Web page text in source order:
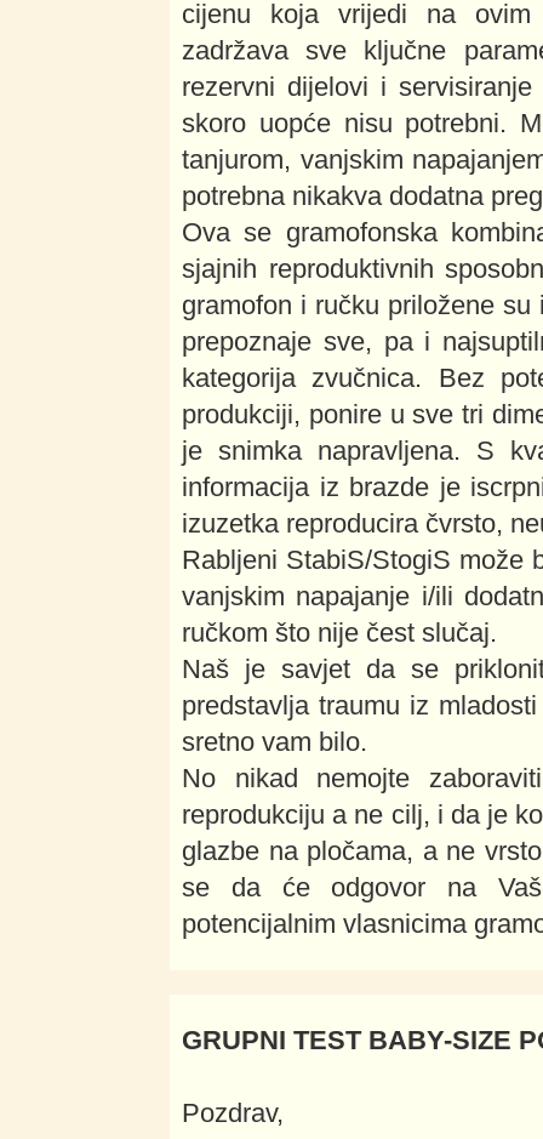
cijenu koja vrijedi na ovim
zadržava sve ključne
rezervni dijelovi i
skoro uopće nisu potrebni.
tanjurom, vanjskim
potrebna nikakva dodatna
Ova se gramofonska
sjajnih reproduktivnih
gramofon i ručku priložene
prepoznaje sve, pa i
kategorija zvučnica. Bez
produkciji, ponire u sve tri
je snimka napravljena. S
informacija iz brazde je
izuzetka reproducira čvrsto,
Rabljeni StabiS/StogiS može
vanjskim napajanje i/ili
ručkom što nije čest slučaj.
Naš je savjet da se
predstavlja traumu iz
sretno vam bilo.
No nikad nemojte
reprodukciju a ne cilj, i da je
glazbe na pločama, a ne
se da će odgovor na
potencijalnim vlasnicima
GRUPNI TEST BABY-SIZE
Pozdrav,